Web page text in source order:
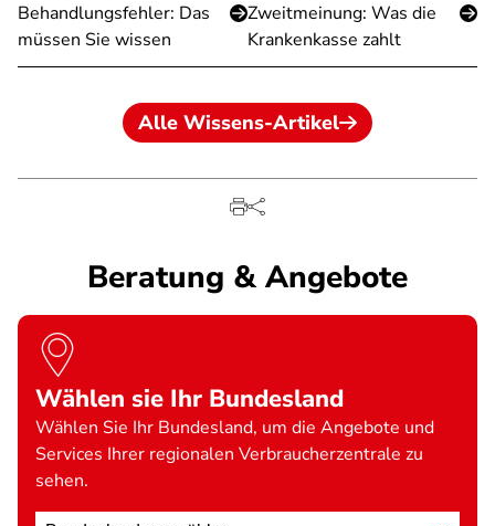
Behandlungsfehler: Das
müssen Sie wissen
Zweitmeinung: Was die
Krankenkasse zahlt
Alle Wissens-Artikel
Beratung & Angebote
Wählen sie Ihr Bundesland
Wählen Sie Ihr Bundesland, um die Angebote und
Services Ihrer regionalen Verbraucherzentrale zu
sehen.